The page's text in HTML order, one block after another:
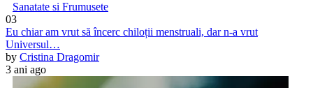
Sanatate si Frumusete
03
Eu chiar am vrut să încerc chiloții menstruali, dar n-a vrut
Universul…
by Cristina Dragomir
3 ani ago